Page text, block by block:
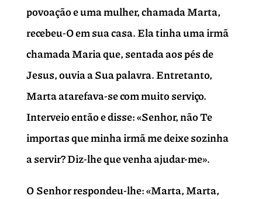
povoação e uma mulher, chamada Marta,
recebeu-O em sua casa. Ela tinha uma irmã
chamada Maria que, sentada aos pés de
Jesus, ouvia a Sua palavra. Entretanto,
Marta atarefava-se com muito serviço.
Interveio então e disse: «Senhor, não Te
importas que minha irmã me deixe sozinha
a servir? Diz-lhe que venha ajudar-me».
O Senhor respondeu-lhe: «Marta, Marta,